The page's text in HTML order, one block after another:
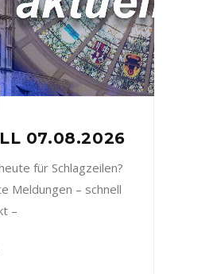
07.08.2026
für Schlagzeilen?
Meldungen – schnell
–